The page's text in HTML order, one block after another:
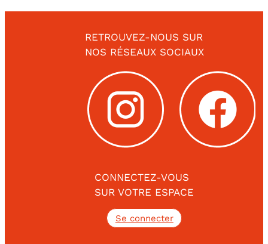
RETROUVEZ-NOUS SUR
NOS RÉSEAUX SOCIAUX
CONNECTEZ-VOUS
SUR VOTRE ESPACE
Se connecter